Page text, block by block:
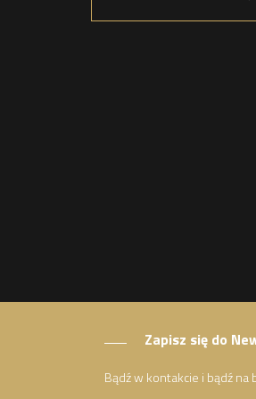
Zapisz się do
Bądź w kontakcie i bądź na